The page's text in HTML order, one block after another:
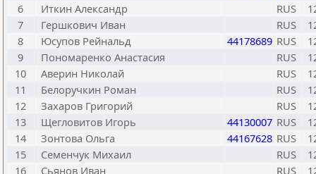
6
Иткин Александр RUS
7
Гершкович Иван RUS
8
Юсупов Рейнальд 44178689 RUS
9
Пономаренко Анастасия RUS
10
Аверин Николай RUS
11
Белоручкин Роман RUS
12
Захаров Григорий RUS
13
Щегловитов Игорь 44130007 RUS
14
Зонтова Ольга 44167628 RUS
15
Семенчук Михаил RUS
16
Сьянов Иван RUS